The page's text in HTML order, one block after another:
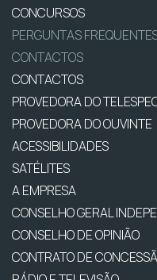
CONCURSOS
PERGUNTAS
CONTACTOS
CONTACTOS
PROVEDORA DO
PROVEDORA DO OUVINTE
ACESSIBILIDADES
SATÉLITES
A EMPRESA
CONSELHO GERAL
CONSELHO DE OPINIÃO
CONTRATO DE